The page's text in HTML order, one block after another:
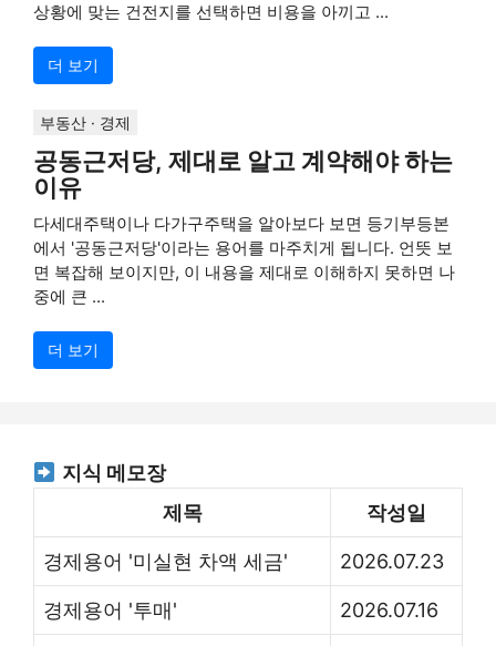
상황에 맞는 건전지를 선택하면 비용을 아끼고 ...
더 보기
부동산 · 경제
공동근저당, 제대로 알고 계약해야 하는
이유
다세대주택이나 다가구주택을 알아보다 보면 등기부등본
에서 '공동근저당'이라는 용어를 마주치게 됩니다. 언뜻 보
면 복잡해 보이지만, 이 내용을 제대로 이해하지 못하면 나
중에 큰 ...
더 보기
지식 메모장
제목
작성일
경제용어 '미실현 차액 세금' 2026.07.23
경제용어 '투매' 2026.07.16